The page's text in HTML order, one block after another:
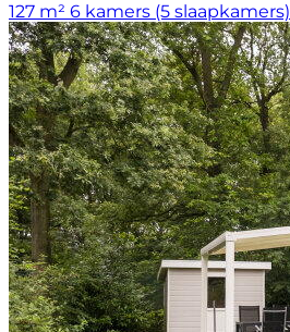
127 m² 6 kamers (5 slaapkamers)